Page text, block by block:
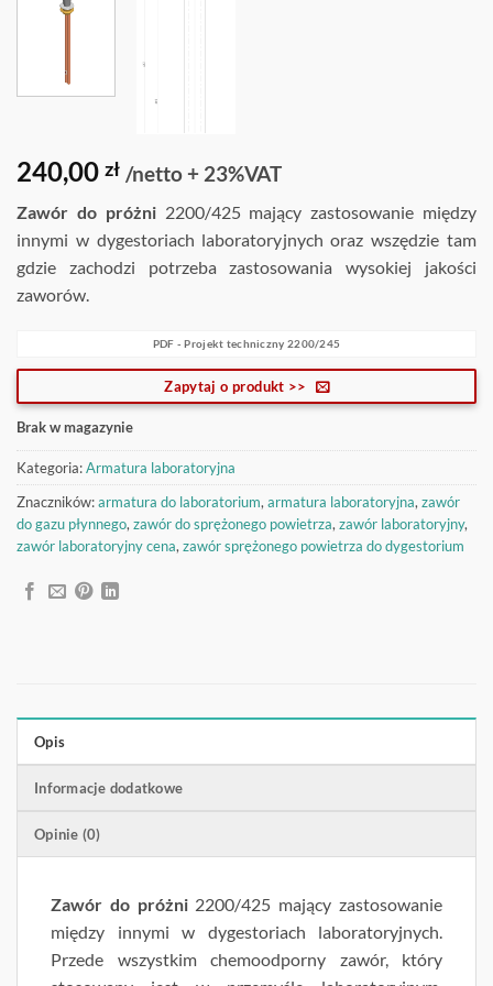
240,00 zł /netto + 23%VAT
Zawór do próżni2200/425 mający zastosowanie między
innymi w dygestoriach laboratoryjnych oraz wszędzie tam
gdzie zachodzi potrzeba zastosowania wysokiej jakości
zaworów.
PDF - Projekt techniczny 2200/245
Zapytaj o produkt >>
Brak w magazynie
Kategoria:Armatura laboratoryjna
Znaczników:armatura do laboratorium, armatura laboratoryjna, zawór
do gazu płynnego, zawór do sprężonego powietrza, zawór laboratoryjny,
zawór laboratoryjny cena, zawór sprężonego powietrza do dygestorium
Opis
Informacje dodatkowe
Opinie (0)
Zawór do próżni2200/425 mający zastosowanie
między innymi w dygestoriach laboratoryjnych.
Przede wszystkim chemoodporny zawór, który